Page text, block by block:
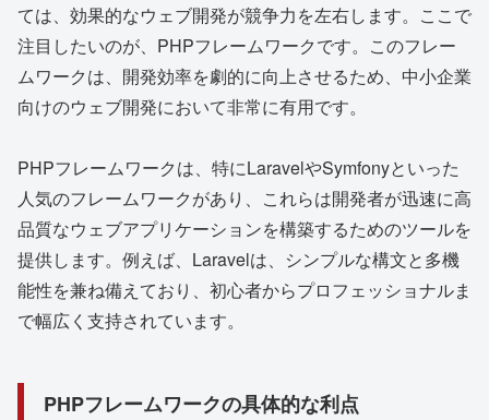
ては、効果的なウェブ開発が競争力を左右します。ここで
注目したいのが、PHPフレームワークです。このフレー
ムワークは、開発効率を劇的に向上させるため、中小企業
向けのウェブ開発において非常に有用です。
PHPフレームワークは、特にLaravelやSymfonyといった
人気のフレームワークがあり、これらは開発者が迅速に高
品質なウェブアプリケーションを構築するためのツールを
提供します。例えば、Laravelは、シンプルな構文と多機
能性を兼ね備えており、初心者からプロフェッショナルま
で幅広く支持されています。
PHPフレームワークの具体的な利点